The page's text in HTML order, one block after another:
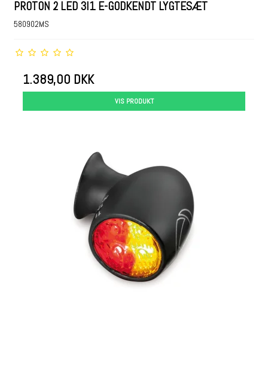
PROTON 2 LED 3I1 E-GODKENDT LYGTESÆT
580902MS
1.389,00 DKK
VIS PRODUKT